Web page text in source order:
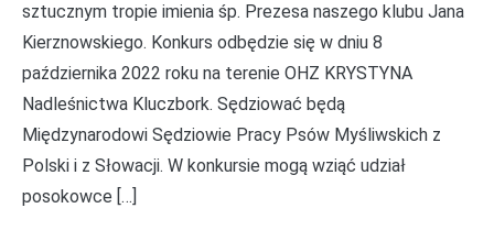
sztucznym tropie imienia śp. Prezesa naszego klubu Jana
Kierznowskiego. Konkurs odbędzie się w dniu 8
października 2022 roku na terenie OHZ KRYSTYNA
Nadleśnictwa Kluczbork. Sędziować będą
Międzynarodowi Sędziowie Pracy Psów Myśliwskich z
Polski i z Słowacji. W konkursie mogą wziąć udział
posokowce […]